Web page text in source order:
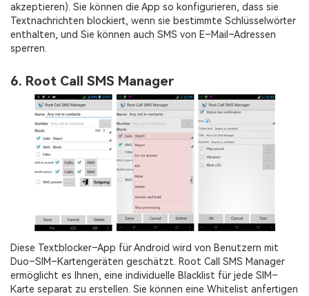
akzeptieren). Sie können die App so konfigurieren, dass sie
Textnachrichten blockiert, wenn sie bestimmte Schlüsselwörter
enthalten, und Sie können auch SMS von E–Mail–Adressen
sperren.
6. Root Call SMS Manager
Diese Textblocker–App für Android wird von Benutzern mit
Duo–SIM–Kartengeräten geschätzt. Root Call SMS Manager
ermöglicht es Ihnen, eine individuelle Blacklist für jede SIM–
Karte separat zu erstellen. Sie können eine Whitelist anfertigen